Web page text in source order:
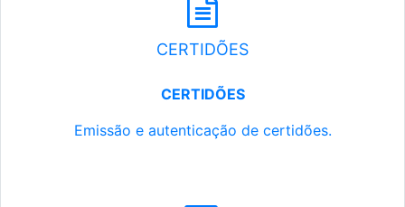
CERTIDÕES
CERTIDÕES
Emissão e autenticação de certidões.